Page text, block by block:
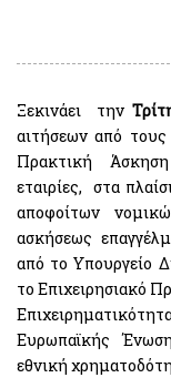
Ξεκινάει την
αιτήσεων από
Πρακτική Άσκηση
εταιρίες, στα
αποφοίτων
ασκήσεως
από το Υπουργείο
το Επιχειρησιακό
Ευρωπαϊκής
εθνική